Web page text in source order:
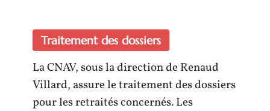
Traitement des dossiers
La CNAV, sous la direction de Renaud
Villard, assure le traitement des dossiers
pour les retraités concernés. Les